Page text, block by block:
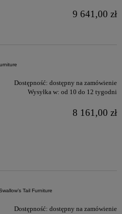
9 641,00 zł
Dostępność: dostępny na zamówienie
Wysyłka w: od 10 do 12 tygodni
8 161,00 zł
Tail Furniture
Dostępność: dostępny na zamówienie